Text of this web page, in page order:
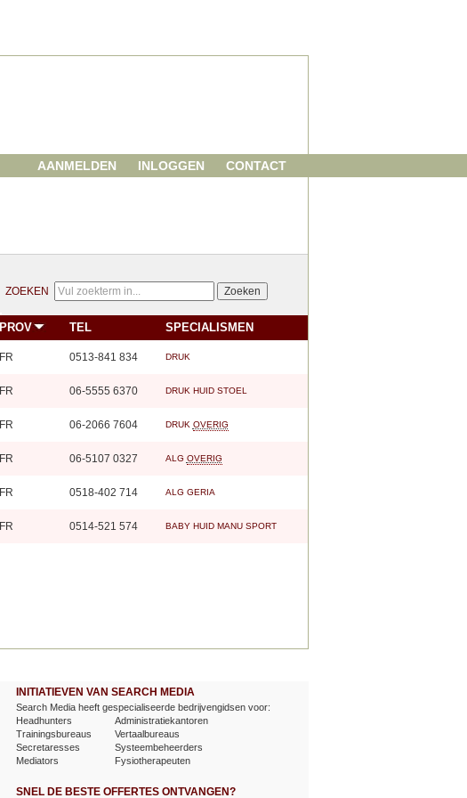
AANMELDEN INLOGGEN CONTACT
ZOEKEN
PROV TEL SPECIALISMEN
FR 0513-841 834 DRUK
FR 06-5555 6370 DRUK HUID STOEL
FR 06-2066 7604 DRUK OVERIG
FR 06-5107 0327 ALG OVERIG
FR 0518-402 714 ALG GERIA
FR 0514-521 574 BABY HUID MANU SPORT
INITIATIEVEN VAN SEARCH MEDIA
Search Media heeft gespecialiseerde bedrijvengidsen voor:
Headhunters
Administratiekantoren
Trainingsbureaus
Vertaalbureaus
Secretaresses
Systeembeheerders
Mediators
Fysiotherapeuten
SNEL DE BESTE OFFERTES ONTVANGEN?